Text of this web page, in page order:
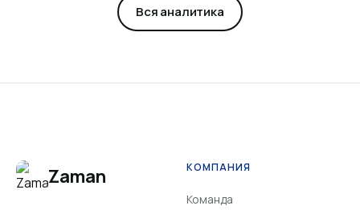
Вся аналитика
Zaman КОМПАНИЯ
Команда